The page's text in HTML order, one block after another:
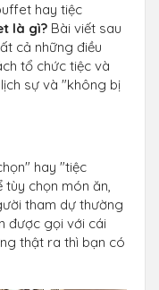
hay tiệc
là gì? Bài viết sau
cả những điều
tổ chức tiệc và
sự và "không bị
hay "tiệc
chọn món ăn,
tham dự thường
được gọi với cái
thật ra thì bạn có